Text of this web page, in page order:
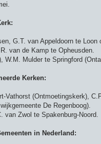
G.T. van Appeldoorn te Loon
van de Kamp te Opheusden.
W.M. Mulder te Springford
Kerken:
Vathorst (Ontmoetingskerk),
De Regenboog).
van Zwol te Spakenburg-Noord.
in Nederland: